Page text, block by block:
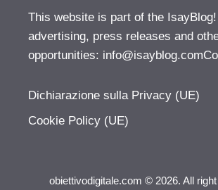
This website is part of the
advertising, press releases and
opportunities:
Dichiarazione sulla Privacy (UE)
Cookie Policy (UE)
obiettivodigitale.com © 2026. All